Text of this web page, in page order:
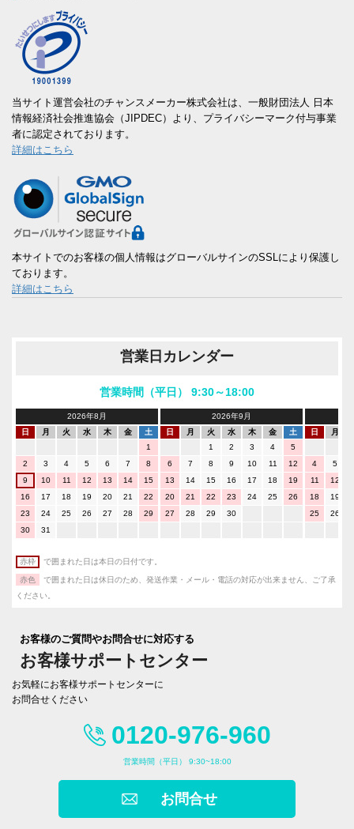
当サイト運営会社のチャンスメーカー株式会社は、一般財団法人 日本
情報経済社会推進協会（JIPDEC）より、プライバシーマーク付与事業
者に認定されております。
詳細はこちら
本サイトでのお客様の個人情報はグローバルサインのSSLにより保護し
ております。
詳細はこちら
営業日カレンダー
営業時間（平日） 9:30～18:00
2026年8月
日
月 火 水 木 金
土
1
2
3 4 5 6 7
8
9
10 11 12 13 14
15
16
17 18 19 20 21
22
23
24 25 26 27 28
29
30
31
2026年9月
日
月 火 水 木 金
土
1
2 3 4
5
6
7 8 9 10 11
12
13
14 15 16 17 18
19
20
21 22 23 24 25
26
27
28 29 30
日 月
4 5
11
12
18
19
25
26
赤枠 で囲まれた日は本日の日付です。
赤色
で囲まれた日は休日のため、発送作業・メール・電話の対応が出来ません、ご了承
ください。
お客様のご質問やお問合せに対応する
お客様サポートセンター
お気軽にお客様サポートセンターに
お問合せください
0120-976-960
営業時間（平日） 9:30~18:00
お問合せ